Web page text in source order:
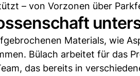
– von Vorzonen über
Materials, wie
Bülach arbeitet für das
das bereits in